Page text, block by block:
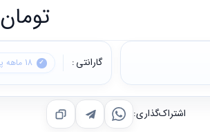
تومان
گارانتی 18 ماهه پانا
اشتراک‌گذاری: